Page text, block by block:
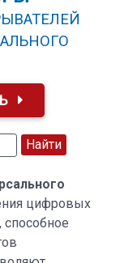
цифровых
способное